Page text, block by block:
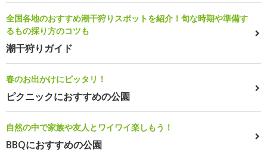
全国各地のおすすめ潮干狩りスポットを紹介！旬な時期や準備す
るもの採り方のコツも
潮干狩りガイド
春のお出かけにピッタリ！
ピクニックにおすすめの公園
自然の中で家族や友人とワイワイ楽しもう！
BBQにおすすめの公園